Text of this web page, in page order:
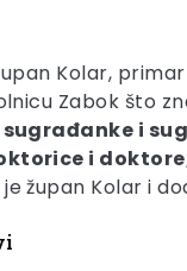
Kolar,
Zabok što
sugrađanke i
i
je župan Kolar i